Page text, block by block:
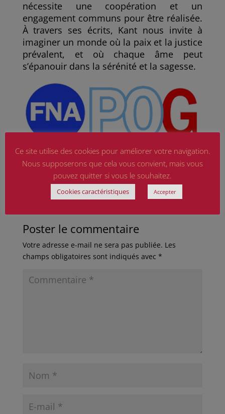
nécessite une coopération et un
engagement communs pour être réalisée.
À travers ses écrits, Kant nous invite à
imaginer un monde où la paix et la justice
prévalent, et où chaque âme peut
s’épanouir dans la sérénité et la sagesse.
Poster le commentaire
Votre adresse e-mail ne sera pas publiée. Les
champs obligatoires sont indiqués avec *
Ce site utilise des cookies pour améliorer votre navigation.
Nous supposerons que cela vous convient, mais vous
pouvez quitter si vous le souhaitez.
Cookies caractéristiques Accepter